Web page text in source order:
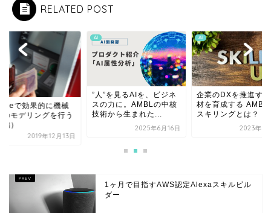
RELATED POST
で効果的に機械
のモデリングを行う
）
2019年12月13日
AI
”人”を見るAIを、ビジネ
スの力に。AMBLの中核
技術から生まれた...
2025年6月16日
AI
企業のDXを推進す
材を育成する AMBL
スキリングとは？
2023年8
1ヶ月で目指すAWS認定Alexaスキルビル
ダー